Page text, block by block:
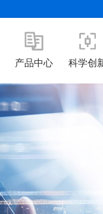
产品中心 科学创